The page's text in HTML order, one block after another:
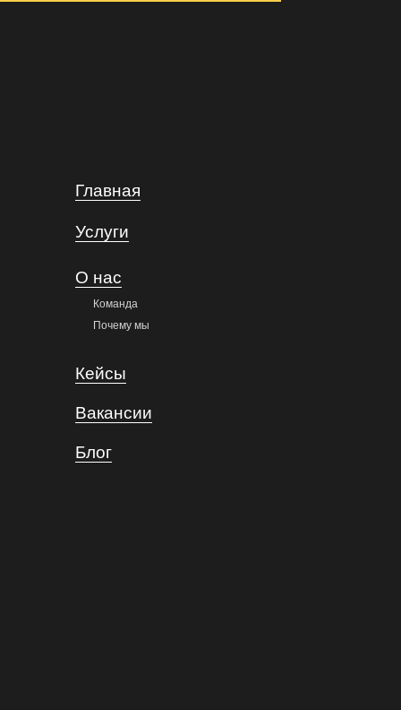
Главная
О нас
Команда
Почему мы
Кейсы
Вакансии
Блог
Услуги